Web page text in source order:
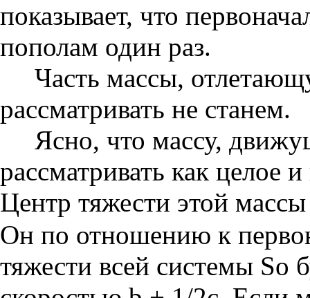
показывает, что
пополам один раз.
Часть массы,
рассматривать не станем.
Ясно, что массу,
рассматривать как целое
Центр тяжести этой
Он по отношению к
тяжести всей системы Sо